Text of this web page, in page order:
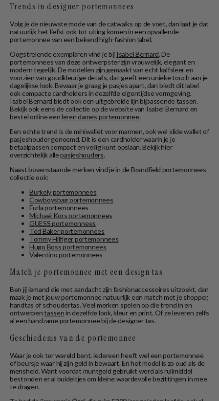
Trends in designer portemonnees
Volg je de nieuwste mode van de catwalks op de voet, dan laat je dat
natuurlijk het liefst ook tot uiting komen in een opvallende
portemonnee van een bekend high-fashion label.
Oogstrelende exemplaren vind je bij Isabel Bernard. De
portemonnees van deze ontwerpster zijn vrouwelijk, elegant en
modern tegelijk. De modellen zijn gemaakt van echt kalfsleer en
voorzien van goudkleurige details, dat geeft een unieke touch aan je
dagelijkse look. Bewaar je graag je pasjes apart, dan biedt dit label
ook compacte cardholders in dezelfde eigentijdse vormgeving.
Isabel Bernard biedt ook een uitgebreide lijn bijpassende tassen.
Bekijk ook eens de collectie op de website van Isabel Bernard en
bestel online eenleren dames portemonnee.
Een echte trend is de miniwallet voor mannen, ook wel slide wallet of
pasjeshouder genoemd. Dit is een cardholder waarin je je
betaalpassen compact en veilig kunt opslaan. Bekijk hier
overzichtelijk allepasjeshouders.
Naast bovenstaande merken vind je in de Brandfield portemonnees
collectie ook:
Burkely portemonnees
Cowboysbag portemonnees
Furla portemonnees
Michael Kors portemonnees
GUESS portemonnees
Ted Baker portemonnees
Tommy Hilfiger portemonnees
Hugo Boss portemonnees
Valentino portemonnees
Match je portemonnee met een design tas
Ben jij iemand die met aandacht zijn fashionaccessoires uitzoekt, dan
maak je met jouw portemonnee natuurlijk een match met je shopper,
handtas of schoudertas. Veel merken spelen op die trend in en
ontwerpentassenin dezelfde look, kleur en print. Of ze leveren zelfs
al een handzame portemonnee bij de designer tas.
Geschiedenis van de portemonnee
Waar je ook ter wereld bent, iedereen heeft wel een portemonnee
of beursje waar hij zijn geld in bewaart. En het model is zo oud als de
mensheid. Want voordat muntgeld gebruikt werd als ruilmiddel
bestonden er al buideltjes om kleine waardevolle bezittingen in mee
te dragen.